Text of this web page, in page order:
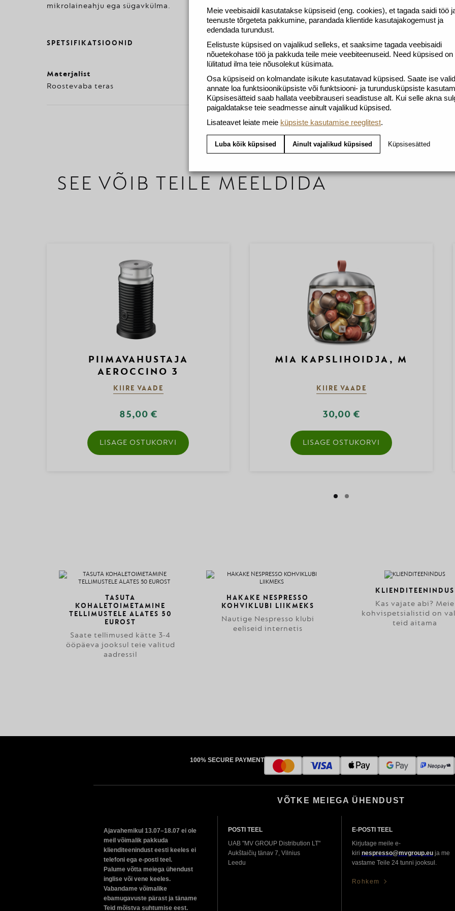
Meie veebisaidil kasutatakse küpsiseid (eng. cookies), et tagada saidi töö
teenuste tõrgeteta pakkumine, parandada klientide kasutajakogemust ja
edendada turundust.
Eelistuste küpsised on vajalikud selleks, et saaksime tagada veebisaidi
nõuetekohase töö ja pakkuda teile meie veebiteenuseid. Need küpsised
lülitatud ilma teie nõusolekut küsimata.
Osa küpsiseid on kolmandate isikute kasutatavad küpsised. Saate ise
annate loa funktsiooniküpsiste või funktsiooni- ja turundusküpsiste
Küpsisesätteid saab hallata veebibrauseri seadistuse alt. Kui selle akna
paigaldatakse teie seadmesse ainult vajalikud küpsised.
Lisateavet leiate meie küpsiste kasutamise reeglitest.
Luba kõik küpsised Ainult vajalikud küpsised Küpsisesätted
mikrolaineahju ega sügavkülma.
SPETSIFIKATSIOONID
Materjalist
Roostevaba teras
SEE VÕIB TEILE MEELDIDA
PIIMAVAHUSTAJA
AEROCCINO 3
KIIRE VAADE
85,00 €
LISAGE OSTUKORVI
MIA KAPSLIHOIDJA, M
KIIRE VAADE
30,00 €
LISAGE OSTUKORVI
TASUTA
KOHALETOIMETAMINE
TELLIMUSTELE ALATES 50
EUROST
Saate tellimused kätte 3-4
ööpäeva jooksul teie valitud
aadressil
HAKAKE NESPRESSO
KOHVIKLUBI LIIKMEKS
Nautige Nespresso klubi
eeliseid internetis
KLIENDITEENINDUS
Kas vajate abi? Meie
kohvispetsialistid on
teid aitama
100% SECURE PAYMENT
VÕTKE MEIEGA ÜHENDUST
Ajavahemikul 13.07–18.07 ei ole
meil võimalik pakkuda
klienditeenindust eesti keeles ei
telefoni ega e-posti teel.
Palume võtta meiega ühendust
inglise või vene keeles.
Vabandame võimalike
ebamugavuste pärast ja täname
Teid mõistva suhtumise eest.
POSTI TEEL
UAB "MV GROUP Distribution LT"
Aukštaičių tänav 7, Vilnius
Leedu
E-POSTI TEEL
Kirjutage meile e-
kiri nespresso@mvgroup.euja me
vastame Teile 24 tunni jooksul.
Rohkem